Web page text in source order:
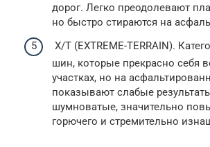
дорог. Легко преодолевают
но быстро стираются на
X/T (EXTREME-TERRAIN).
шин, которые прекрасно себя
участках, но на
показывают слабые
шумноватые, значительно
горючего и стремительно